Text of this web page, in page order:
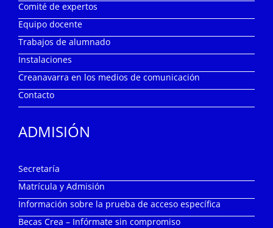
Comité de expertos
Equipo docente
Trabajos de alumnado
Instalaciones
Creanavarra en los medios de comunicación
Contacto
ADMISIÓN
Secretaría
Matrícula y Admisión
Información sobre la prueba de acceso específica
Becas Crea – Infórmate sin compromiso